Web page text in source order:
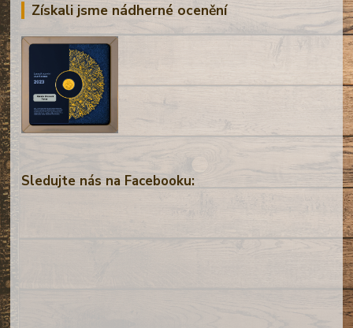
Získali jsme nádherné ocenění
Sledujte nás na Facebooku: